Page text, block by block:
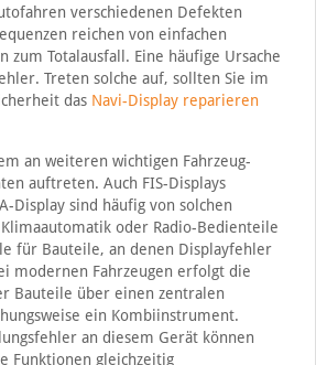
verschiedenen Defekten
reichen von einfachen
zum Totalausfall. Eine häufige Ursache
Treten solche auf, sollten Sie im
das Navi-Display reparieren
an weiteren wichtigen Fahrzeug-
auftreten. Auch FIS-Displays
Display sind häufig von solchen
oder Radio-Bedienteile
für Bauteile, an denen Displayfehler
modernen Fahrzeugen erfolgt die
Bauteile über einen zentralen
ein Kombiinstrument.
an diesem Gerät können
Funktionen gleichzeitig